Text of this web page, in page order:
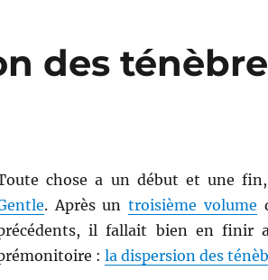
des
chose a un début et une
. Après untroisième volume
il fallait bien en finir
: la dispersion des